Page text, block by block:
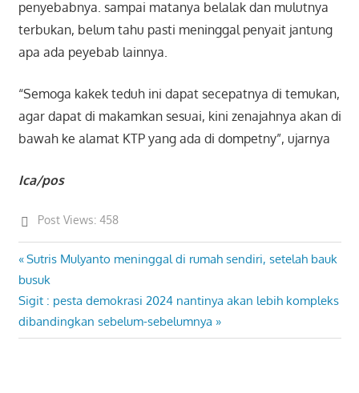
penyebabnya. sampai matanya belalak dan mulutnya
terbukan, belum tahu pasti meninggal penyait jantung
apa ada peyebab lainnya.
“Semoga kakek teduh ini dapat secepatnya di temukan,
agar dapat di makamkan sesuai, kini zenajahnya akan di
bawah ke alamat KTP yang ada di dompetny”, ujarnya
Ica/pos
Post Views: 458
Post
navigation
Previous
Post:
Sutris Mulyanto meninggal di rumah sendiri, setelah bauk
busuk
Next
Post:
Sigit : pesta demokrasi 2024 nantinya akan lebih kompleks
dibandingkan sebelum-sebelumnya